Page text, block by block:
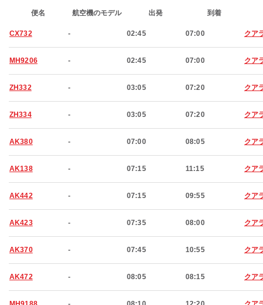
便名 航空機のモデル 出発 到着
CX732 - 02:45 07:00 クア
MH9206 - 02:45 07:00 クア
ZH332 - 03:05 07:20 クア
ZH334 - 03:05 07:20 クア
AK380 - 07:00 08:05 クア
AK138 - 07:15 11:15 クア
AK442 - 07:15 09:55 クア
AK423 - 07:35 08:00 クア
AK370 - 07:45 10:55 クア
AK472 - 08:05 08:15 クア